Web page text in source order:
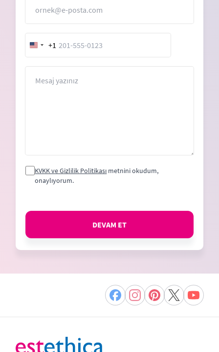
United
States
+1
KVKK ve Gizlilik Politikası metnini okudum,
onaylıyorum.
DEVAM ET